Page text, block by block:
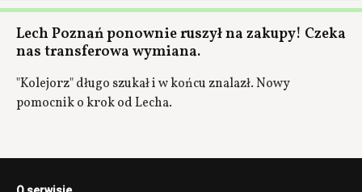
Lech Poznań ponownie ruszył na zakupy! Czeka
nas transferowa wymiana.
"Kolejorz" długo szukał i w końcu znalazł. Nowy
pomocnik o krok od Lecha.